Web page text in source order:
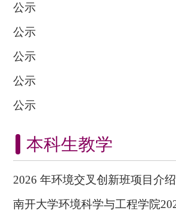
公示
公示
公示
公示
公示
本科生教学
2026 年环境交叉创新班项目介绍